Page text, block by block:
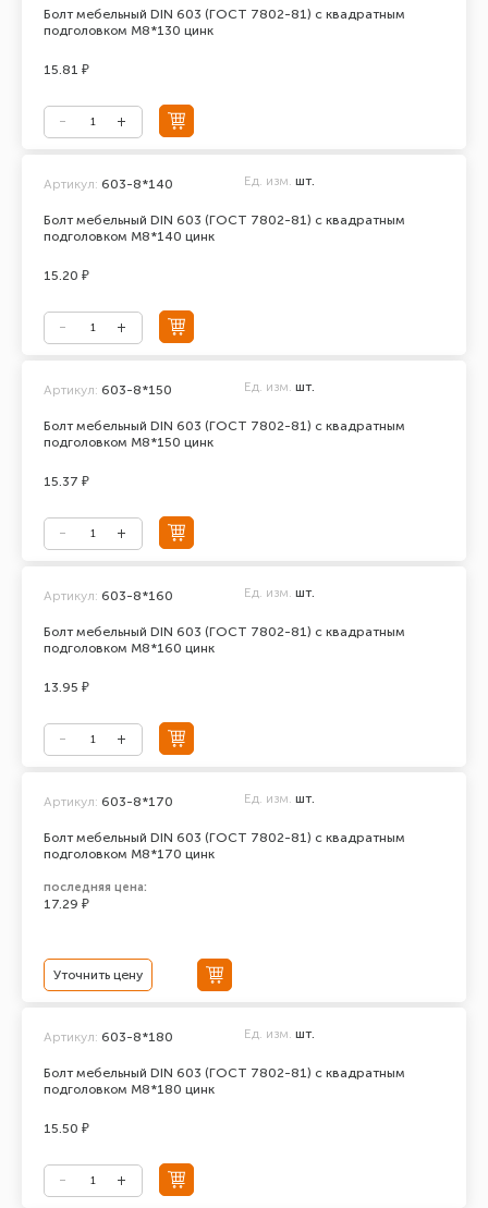
Болт мебельный DIN 603 (ГОСТ 7802-81) с квадратным
подголовком М8*130 цинк
15.81 ₽
Болт мебельный DIN 603 (ГОСТ 7802-81) с квадратным
подголовком М8*140 цинк
Артикул: 603-8*140 Ед. изм. шт.
15.20 ₽
Болт мебельный DIN 603 (ГОСТ 7802-81) с квадратным
подголовком М8*150 цинк
Артикул: 603-8*150 Ед. изм. шт.
15.37 ₽
Болт мебельный DIN 603 (ГОСТ 7802-81) с квадратным
подголовком М8*160 цинк
Артикул: 603-8*160 Ед. изм. шт.
13.95 ₽
Болт мебельный DIN 603 (ГОСТ 7802-81) с квадратным
подголовком М8*170 цинк
Артикул: 603-8*170 Ед. изм. шт.
последняя цена:
17.29 ₽
Уточнить цену
Болт мебельный DIN 603 (ГОСТ 7802-81) с квадратным
подголовком М8*180 цинк
Артикул: 603-8*180 Ед. изм. шт.
15.50 ₽